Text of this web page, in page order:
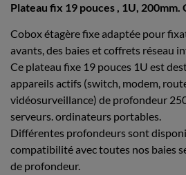
Plateau fix 19 pouces , 1U, 200mm.
Cobox étagère fixe adaptée pour
avants, des baies et coffrets réseau
Ce plateau fixe 19 pouces 1U est
appareils actifs (switch, modem,
vidéosurveillance) de profondeur
serveurs. ordinateurs portables.
Différentes profondeurs sont
compatibilité avec toutes nos baies
de profondeur.